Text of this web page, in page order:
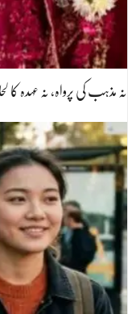
نہ مذہب کی پرواہ، نہ عہدہ